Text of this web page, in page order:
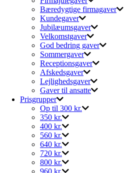
Bæredygtige firmagaver
Kundegaver
Jubilæumsgaver
Velkomstgaver
God bedring gaver
Sommergaver
Receptionsgaver
Afskedsgaver
Lejlighedsgaver
Gaver til ansatte
Prisgrupper
Op til 300 kr.
350 kr.
400 kr.
560 kr.
640 kr.
720 kr.
800 kr.